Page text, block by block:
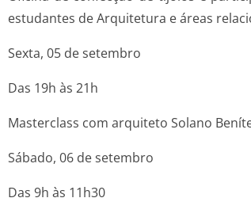
estudantes de Arquitetura e áreas
Sexta, 05 de setembro
Das 19h às 21h
Masterclass com arquiteto Solano
Sábado, 06 de setembro
Das 9h às 11h30